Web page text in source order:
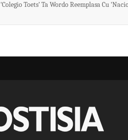
‘Colegio Toets’ Ta Wordo Reemplasa Cu